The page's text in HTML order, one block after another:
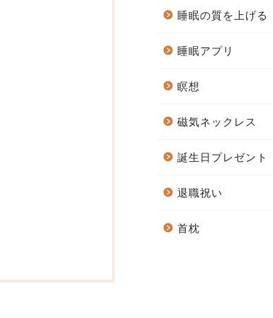
睡眠の質を上げる
睡眠アプリ
瞑想
磁気ネックレス
誕生日プレゼント
退職祝い
首枕